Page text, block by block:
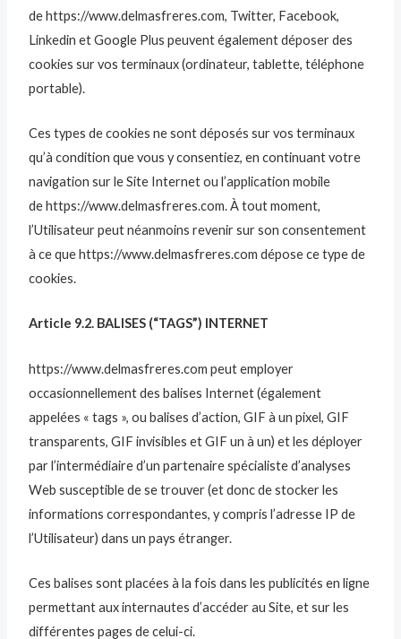
de https://www.delmasfreres.com, Twitter, Facebook,
Linkedin et Google Plus peuvent également déposer des
cookies sur vos terminaux (ordinateur, tablette, téléphone
portable).
Ces types de cookies ne sont déposés sur vos terminaux
qu’à condition que vous y consentiez, en continuant votre
navigation sur le Site Internet ou l’application mobile
de https://www.delmasfreres.com. À tout moment,
l’Utilisateur peut néanmoins revenir sur son consentement
à ce que https://www.delmasfreres.com dépose ce type de
cookies.
Article 9.2. BALISES (“TAGS”) INTERNET
https://www.delmasfreres.com peut employer
occasionnellement des balises Internet (également
appelées « tags », ou balises d’action, GIF à un pixel, GIF
transparents, GIF invisibles et GIF un à un) et les déployer
par l’intermédiaire d’un partenaire spécialiste d’analyses
Web susceptible de se trouver (et donc de stocker les
informations correspondantes, y compris l’adresse IP de
l’Utilisateur) dans un pays étranger.
Ces balises sont placées à la fois dans les publicités en ligne
permettant aux internautes d’accéder au Site, et sur les
différentes pages de celui-ci.